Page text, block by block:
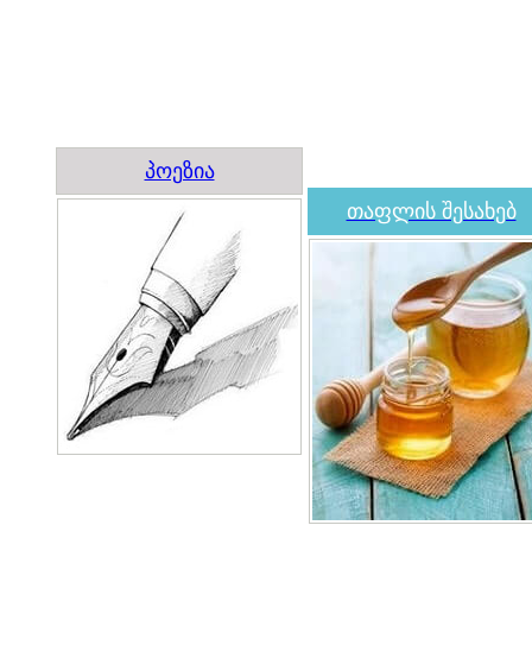
პოეზია
თაფლის შესახებ